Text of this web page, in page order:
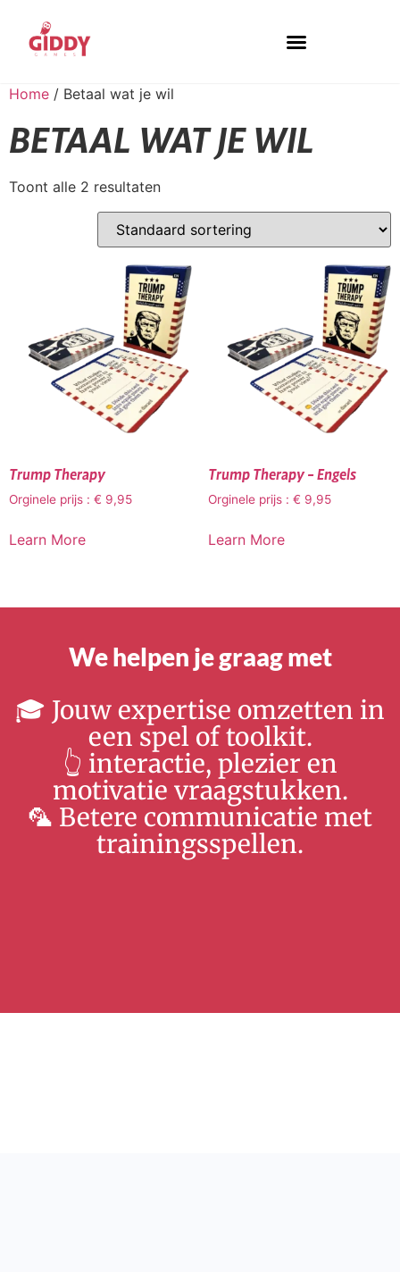
Home / Betaal wat je wil
BETAAL WAT JE WIL
Toont alle 2 resultaten
Trump Therapy
Orginele prijs : € 9,95
Learn More
Trump Therapy – Engels
Orginele prijs : € 9,95
Learn More
We helpen je graag met
🎓 Jouw expertise omzetten in
een spel of toolkit.
👆 interactie, plezier en
motivatie vraagstukken.
🦜 Betere communicatie met
trainingsspellen.